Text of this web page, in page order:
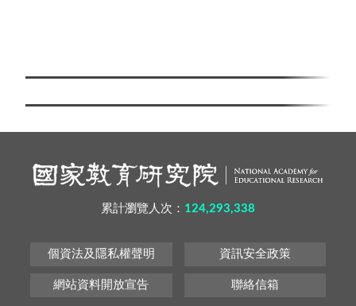
累計瀏覽人次： 124,293,338
個資法及隱私權聲明 資訊安全政策
網站資料開放宣告 聯絡信箱